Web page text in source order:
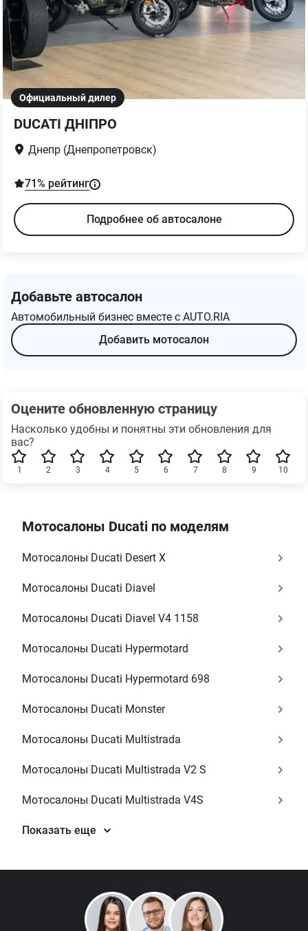
Официальный дилер
DUCATI ДНІПРО
Днепр (Днепропетровск)
71% рейтинг
Подробнее об автосалоне
Добавьте автосалон
Автомобильный бизнес вместе с AUTO.RIA
Добавить мотосалон
Оцените обновленную страницу
Насколько удобны и понятны эти обновления для
вас?
10
9
8
7
6
5
4
3
2
1
Мотосалоны Ducati по моделям
Мотосалоны Ducati Desert X
Мотосалоны Ducati Diavel
Мотосалоны Ducati Diavel V4 1158
Мотосалоны Ducati Hypermotard
Мотосалоны Ducati Hypermotard 698
Мотосалоны Ducati Monster
Мотосалоны Ducati Multistrada
Мотосалоны Ducati Multistrada V2 S
Мотосалоны Ducati Multistrada V4S
Показать еще